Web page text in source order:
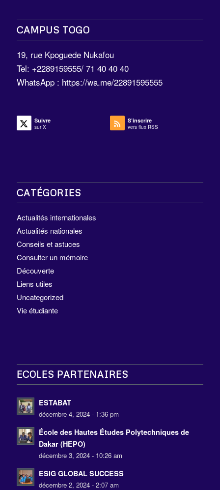
CAMPUS TOGO
19, rue Kpoguede Nukafou
Tel: +2289159555/ 71 40 40 40
WhatsApp : https://wa.me/22891595555
Suivre
sur X
S’inscrire
vers flux RSS
CATÉGORIES
Actualités internationales
Actualités nationales
Conseils et astuces
Consulter un mémoire
Découverte
Liens utiles
Uncategorized
Vie étudiante
ECOLES PARTENAIRES
ESTABAT
décembre 4, 2024 - 1:36 pm
École des Hautes Études Polytechniques de
Dakar (HEPO)
décembre 3, 2024 - 10:26 am
ESIG GLOBAL SUCCESS
décembre 2, 2024 - 2:07 am